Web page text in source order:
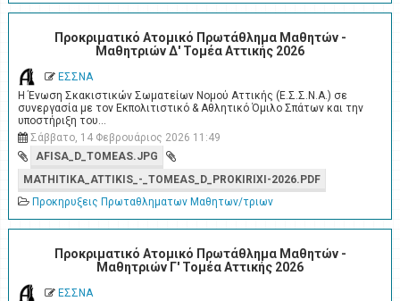
Προκριματικό Ατομικό Πρωτάθλημα Μαθητών -
Μαθητριών Δ' Τομέα Αττικής 2026
ΕΣΣΝΑ
Η Ένωση Σκακιστικών Σωματείων Νομού Αττικής (Ε.Σ.Σ.Ν.Α.) σε
συνεργασία με τον Εκπολιτιστικό & Αθλητικό Όμιλο Σπάτων και την
υποστήριξη του…
Σάββατο, 14 Φεβρουάριος 2026 11:49
AFISA_D_TOMEAS.JPG
MATHITIKA_ATTIKIS_-_TOMEAS_D_PROKIRIXI-2026.PDF
Προκηρυξεις Πρωταθληματων Μαθητων/τριων
Προκριματικό Ατομικό Πρωτάθλημα Μαθητών -
Μαθητριών Γ' Τομέα Αττικής 2026
ΕΣΣΝΑ